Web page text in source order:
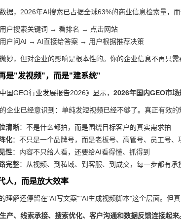
据，2026年AI搜索已占据全球63%的商业信息检索量，
户搜索关键词 → 看排名 → 点击网站
户问AI → AI直接给答案 → 用户根据推荐决策
妙，但对企业的影响是根本性的。你的企业信息不再只
是"发视频"，而是"建系统"
国GEO行业发展报告2026》显示， 2026年国内GEO市
企业已经意识到：单纯发短视频已经不够了。真正有效的
清晰：不是什么都拍，而是围绕目标客户的真实需求拍
化：不只是一个品牌号，而是老板号、高管号、员工号、
性：内容不只给人看，还要给AI看得懂、抓得到
完整：从视频、到私域、到客服、到成交，每一步都有承
人，而是放大效率
理解还停留在"AI写文案""AI生成视频脚本"这个层面。但真
产、线索承接、搜索优化、客户沟通和数据反馈连接起来